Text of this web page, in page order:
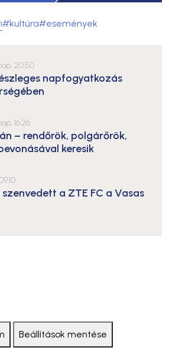
#kultúra#események
20:50
napfogyatkozás
16:26
– rendőrök, polgárőrök,
keresik
a ZTE FC a Vasas
Beállítások mentése